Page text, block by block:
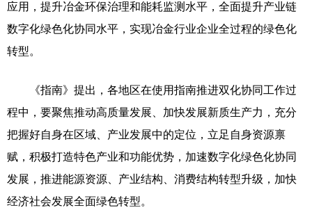
应用，提升冶金环保治理和能耗监测水平，全面提升产业链
数字化绿色化协同水平，实现冶金行业企业全过程的绿色化
转型。
《指南》提出，各地区在使用指南推进双化协同工作过
程中，要聚焦推动高质量发展、加快发展新质生产力，充分
把握好自身在区域、产业发展中的定位，立足自身资源禀
赋，积极打造特色产业和功能优势，加速数字化绿色化协同
发展，推进能源资源、产业结构、消费结构转型升级，加快
经济社会发展全面绿色转型。